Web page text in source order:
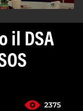
il DSA
2375